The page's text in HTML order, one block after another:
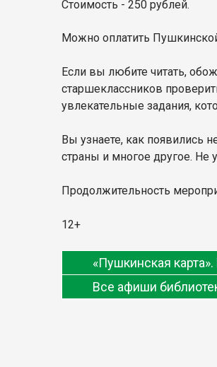
Стоимость - 250 рублей.
Можно оплатить
Если вы любите читать,
старшеклассников
увлекательные задания,
Вы узнаете, как появились
страны и многое другое. Не
Продолжительность
12+
«Пушкинская
Все афиши